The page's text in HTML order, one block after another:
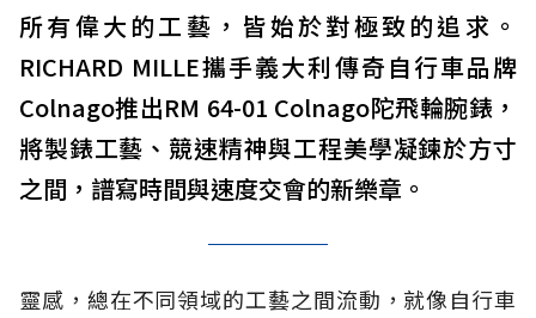
所有偉大的工藝，皆始於對極致的追求。
RICHARD MILLE攜手義大利傳奇自行車品牌
Colnago推出RM 64-01 Colnago陀飛輪腕錶，
將製錶工藝、競速精神與工程美學凝鍊於方寸
之間，譜寫時間與速度交會的新樂章。
靈感，總在不同領域的工藝之間流動，就像自行車